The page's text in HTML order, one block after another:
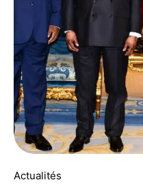
Actualités